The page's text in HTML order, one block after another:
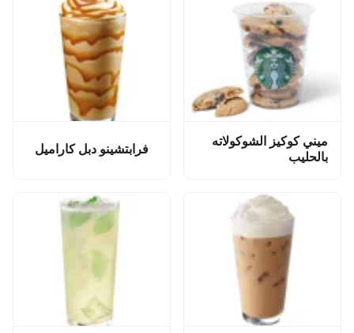
ميني كوكيز الشوكولاته
بالحليب
فرابتشينو دبل كاراميل